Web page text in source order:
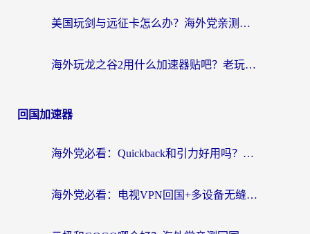
美国玩剑与远征卡怎么办？海外党亲测有效的国服游戏加速指南
海外玩龙之谷2用什么加速器贴吧？老玩家实测推荐，附新加坡猎魂觉醒国外剑与远征加速攻略
回国加速器
海外党必看：Quickback和引力好用吗？3分钟搞懂回国加速器怎么选
海外党必看：电视VPN回国+多设备无缝访问国内资源的实用指南